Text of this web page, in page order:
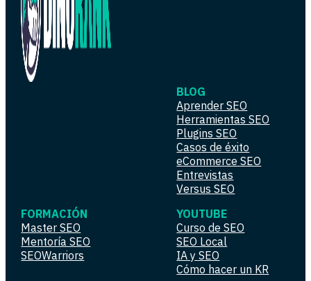
BLOG
Aprender SEO
Herramientas SEO
Plugins SEO
Casos de éxito
eCommerce SEO
Entrevistas
Versus SEO
FORMACIÓN
Master SEO
Mentoría SEO
SEOWarriors
YOUTUBE
Curso de SEO
SEO Local
IA y SEO
Cómo hacer un KR